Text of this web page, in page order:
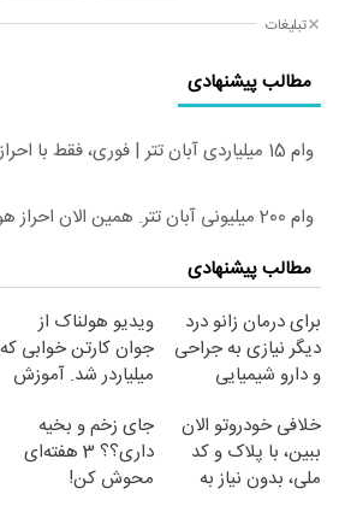
تبلیغات
مطالب پیشنهادی
وام 15 میلیاردی آبان تتر | فوری، فقط با احراز هویت
وام 200 میلیونی آبان تتر. همین الان احراز هویت کن!
مطالب پیشنهادی
برای درمان زانو درد
دیگر نیازی به جراحی
و دارو شیمیایی
ویدیو هولناک از
جوان کارتن خوابی که
میلیاردر شد. آموزش
خلافی خودروتو الان
ببین، با پلاک و کد
ملی، بدون نیاز به
جای زخم و بخیه
داری؟؟ 3 هفته‌ای
محوش کن!